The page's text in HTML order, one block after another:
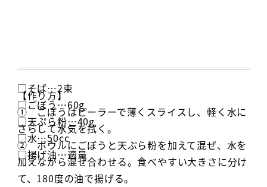
□そば…2束
□ごぼう…60g
□天ぷら粉…40g
□水…50cc
□揚げ油…適量
【作り方】
① ごぼうはピーラーで薄くスライスし、軽く水に
さらして水気を拭く。
② ボウルにごぼうと天ぷら粉を加えて混ぜ、水を
加えながら混ぜ合わせる。食べやすい大きさに分け
て、180度の油で揚げる。